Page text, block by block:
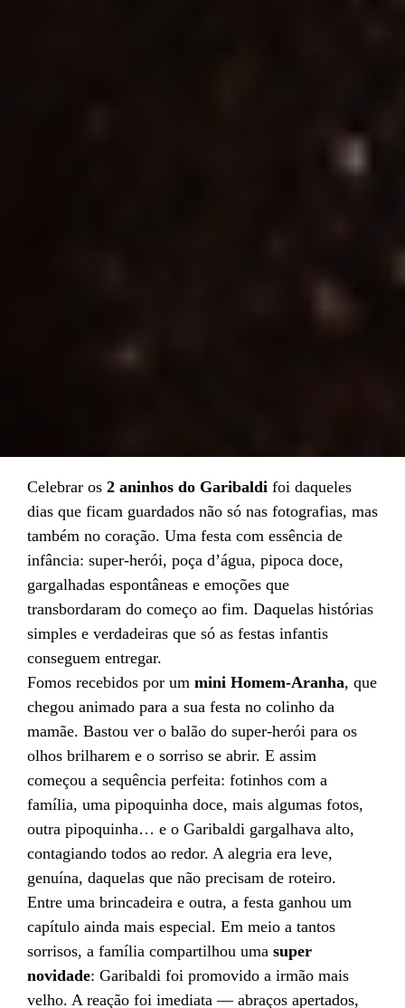
Celebrar os 2 aninhos do Garibaldi foi daqueles
dias que ficam guardados não só nas fotografias, mas
também no coração. Uma festa com essência de
infância: super-herói, poça d’água, pipoca doce,
gargalhadas espontâneas e emoções que
transbordaram do começo ao fim. Daquelas histórias
simples e verdadeiras que só as festas infantis
conseguem entregar.
Fomos recebidos por um mini Homem-Aranha, que
chegou animado para a sua festa no colinho da
mamãe. Bastou ver o balão do super-herói para os
olhos brilharem e o sorriso se abrir. E assim
começou a sequência perfeita: fotinhos com a
família, uma pipoquinha doce, mais algumas fotos,
outra pipoquinha… e o Garibaldi gargalhava alto,
contagiando todos ao redor. A alegria era leve,
genuína, daquelas que não precisam de roteiro.
Entre uma brincadeira e outra, a festa ganhou um
capítulo ainda mais especial. Em meio a tantos
sorrisos, a família compartilhou uma super
novidade: Garibaldi foi promovido a irmão mais
velho. A reação foi imediata — abraços apertados,